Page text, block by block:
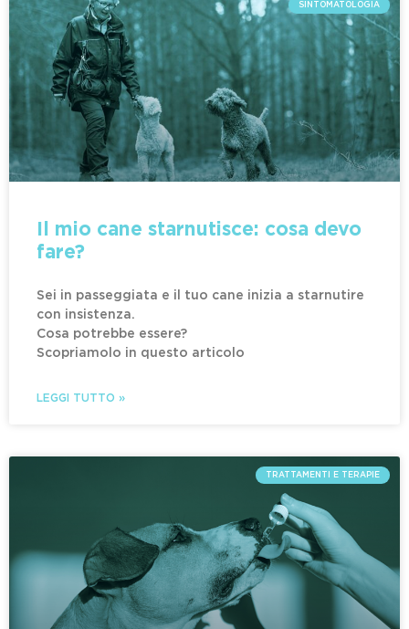
SINTOMATOLOGIA
Il mio cane starnutisce: cosa devo
fare?
Sei in passeggiata e il tuo cane inizia a starnutire
con insistenza.
Cosa potrebbe essere?
Scopriamolo in questo articolo
LEGGI TUTTO »
TRATTAMENTI E TERAPIE